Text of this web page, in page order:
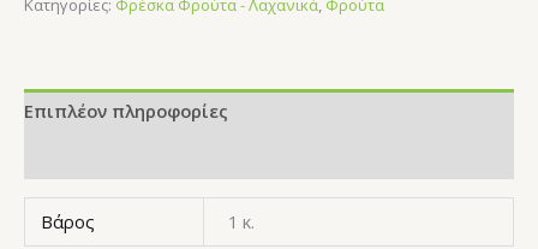
Επιπλέον πληροφορίες
Βάρος 1 κ.